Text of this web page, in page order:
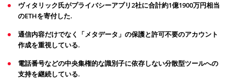
ヴィタリック氏がプライバシーアプリ2社に合計約1億1900万円相当
のETHを寄付した.
通信内容だけでなく「メタデータ」の保護と許可不要のアカウント
作成を重視している.
電話番号などの中央集権的な識別子に依存しない分散型ツールへの
支持を継続している.